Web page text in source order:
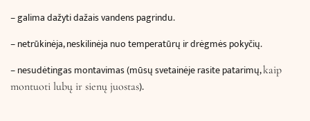
– galima dažyti dažais vandens pagrindu.
– netrūkinėja, neskilinėja nuo temperatūrų ir drėgmės pokyčių.
– nesudėtingas montavimas (mūsų svetainėje rasite patarimų,kaip
montuoti lubų ir sienų juostas).